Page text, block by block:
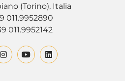
(Torino), Italia
011.9952890
011.9952142